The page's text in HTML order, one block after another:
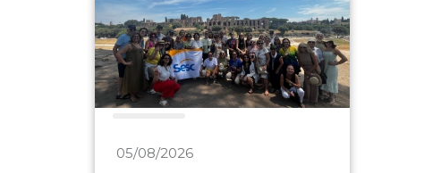
05/08/2026